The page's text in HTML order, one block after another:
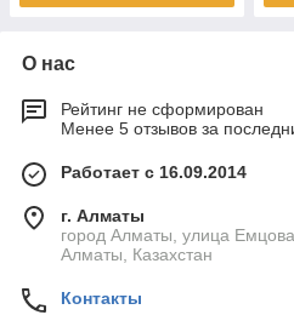
О нас
Рейтинг не сформирован
Менее 5 отзывов за
Работает с 16.09.2014
г. Алматы
город Алматы, улица
Алматы, Казахстан
Контакты